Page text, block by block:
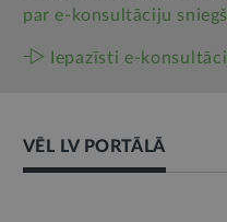
par e‑konsultāciju
Iepazīsti e-
VĒL LV PORTĀLĀ
AMATPERSONAS RUNA